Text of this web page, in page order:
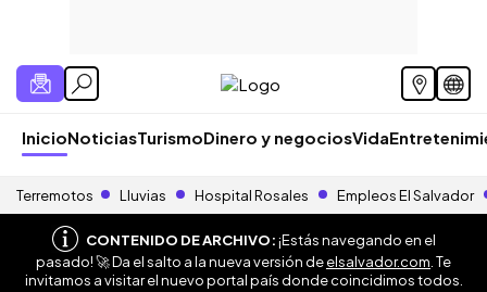
InicioNoticiasTurismoDinero y negociosVida
Terremotos Lluvias Hospital Rosales Empleos El Salvador
CONTENIDO DE ARCHIVO:¡Estás navegando en el
pasado! 🚀 Da el salto a la nueva versión deelsalvador.com . Te
invitamos a visitar el nuevo portal país donde coincidimos todos.